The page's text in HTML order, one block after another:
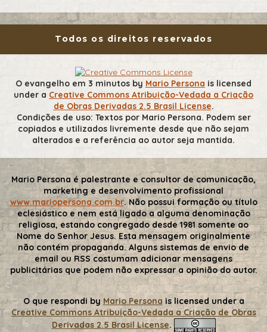
Todos os direitos reservados
O evangelho em 3 minutos by Mario Persona is licensed
under a Creative Commons Atribuição-Vedada a Criação
de Obras Derivadas 2.5 Brasil License.
Condições de uso: Textos por Mario Persona. Podem ser
copiados e utilizados livremente desde que não sejam
alterados e a referência ao autor seja mantida.
Mario Persona é palestrante e consultor de comunicação,
marketing e desenvolvimento profissional
www.mariopersona.com.br. Não possui formação ou título
eclesiástico e nem está ligado a alguma denominação
religiosa, estando congregado desde 1981 somente ao
Nome do Senhor Jesus. Esta mensagem originalmente
não contém propaganda. Alguns sistemas de envio de
email ou RSS costumam adicionar mensagens
publicitárias que podem não expressar a opinião do autor.
O que respondi byMario Personais licensed under a
Creative Commons Atribuição-Vedada a Criação de Obras
Derivadas 2.5 Brasil License.